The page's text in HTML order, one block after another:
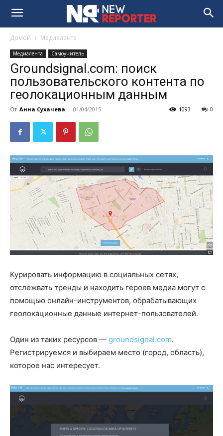
Домой Медиалента
Медиалента Самоучитель
Groundsignal.com: поиск
пользовательского контента по
геолокационным данным
От Анна Сухачева - 01/04/2015 0
1093
Курировать информацию в социальных сетях,
отслежвать тренды и находить героев медиа могут с
помощью онлайн-инструментов, обрабатывающих
геолокационные данные интернет-пользователей.
Один из таких ресурсов — groundsignal.com.
Регистрируемся и выбираем место (город, область),
которое нас интересует.